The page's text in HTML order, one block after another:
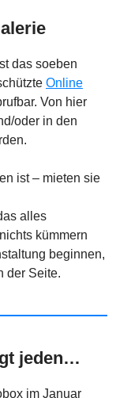
das soeben
Online
Von hier
oder in den
ist – mieten sie
alles
kümmern
beginnen,
der Seite.
jeden…
im Januar